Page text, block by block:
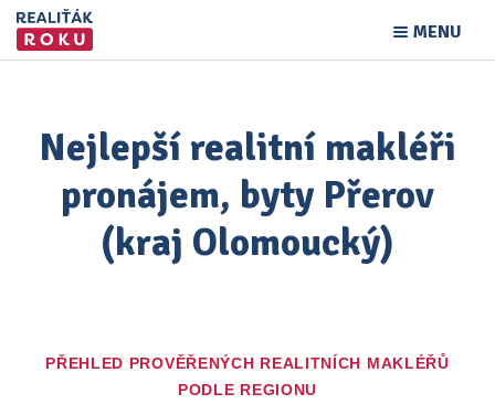
MENU
Nejlepší realitní makléři
pronájem, byty Přerov
(kraj Olomoucký)
PŘEHLED PROVĚŘENÝCH REALITNÍCH MAKLÉŘŮ
PODLE REGIONU